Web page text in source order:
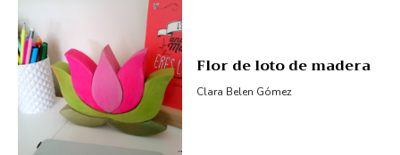
Flor de loto de madera
Clara Belen Gómez